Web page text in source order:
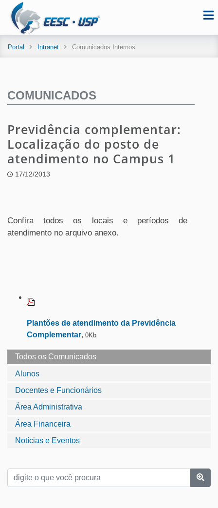
Portal Intranet Comunicados Internos
Todos os Comunicados
Alunos
Docentes e Funcionários
Área Administrativa
Área Financeira
Notícias e Eventos
COMUNICADOS
Previdência complementar:
Localização do posto de
atendimento no Campus 1
17/12/2013
Confira todos os locais e períodos de
atendimento no arquivo anexo.
Plantões de atendimento da Previdência
Complementar, 0Kb